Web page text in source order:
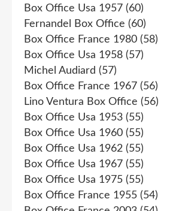
Box Office Usa 1957 (60)
Fernandel Box Office (60)
Box Office France 1980 (58)
Box Office Usa 1958 (57)
Michel Audiard (57)
Box Office France 1967 (56)
Lino Ventura Box Office (56)
Box Office Usa 1953 (55)
Box Office Usa 1960 (55)
Box Office Usa 1962 (55)
Box Office Usa 1967 (55)
Box Office Usa 1975 (55)
Box Office France 1955 (54)